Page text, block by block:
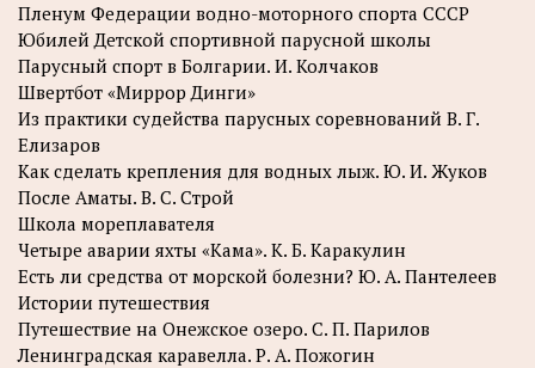
Пленум Федерации водно-моторного спорта СССР
Юбилей Детской спортивной парусной школы
Парусный спорт в Болгарии. И. Колчаков
Швертбот «Миррор Динги»
Из практики судейства парусных соревнований В. Г.
Елизаров
Как сделать крепления для водных лыж. Ю. И. Жуков
После Аматы. В. С. Строй
Школа мореплавателя
Четыре аварии яхты «Кама». К. Б. Каракулин
Есть ли средства от морской болезни? Ю. А. Пантелеев
Истории путешествия
Путешествие на Онежское озеро. С. П. Парилов
Ленинградская каравелла. Р. А. Пожогин